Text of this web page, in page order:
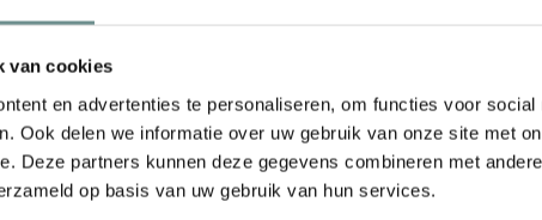
van cookies
en advertenties te personaliseren, om functies voor social
Ook delen we informatie over uw gebruik van onze site met
Deze partners kunnen deze gegevens combineren met
op basis van uw gebruik van hun services.
Material PET, PP
Marke: Esschert Design
Artikelnummer: AGG76
EAN: 8714982160226